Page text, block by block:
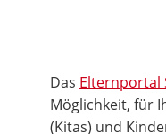
Das Elternportal
Möglichkeit, für
(Kitas) und